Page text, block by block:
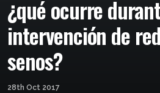
¿qué ocurre
intervención de
senos?
28th Oct 2017